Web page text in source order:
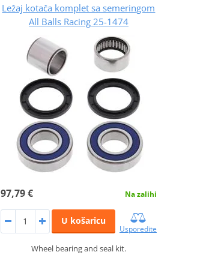
Ležaj kotača komplet sa semeringom
All Balls Racing 25-1474
97,79 € Na zalihi
U košaricu
Usporedite
Wheel bearing and seal kit.